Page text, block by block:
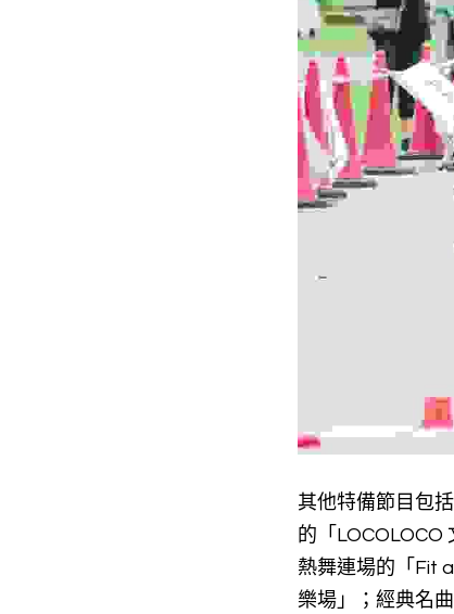
其他特備節目包
的「
熱舞連場的「Fit
樂場」；經典名